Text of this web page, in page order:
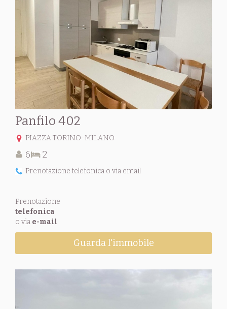
Panfilo 402
PIAZZA TORINO-MILANO
6 2
Prenotazione telefonica o via email
Prenotazione
telefonica
o via e-mail
Guarda l'immobile